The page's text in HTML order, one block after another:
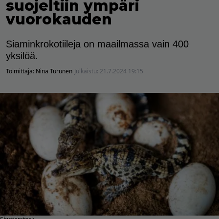
suojeltiin ympäri
vuorokauden
Siaminkrokotiileja on maailmassa vain 400
yksilöä.
Toimittaja: Nina Turunen Julkaistu: 21.7.2024 19:15